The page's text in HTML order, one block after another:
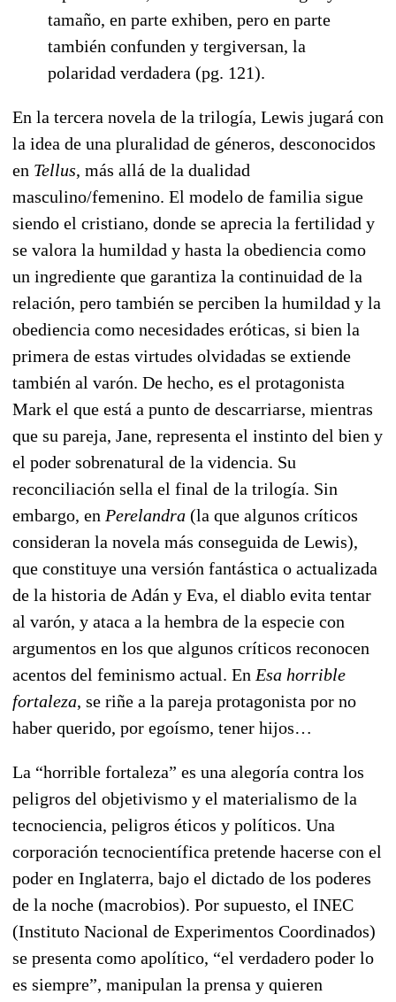
tamaño, en parte exhiben, pero en parte
también confunden y tergiversan, la
polaridad verdadera (pg. 121).
En la tercera novela de la trilogía, Lewis jugará con
la idea de una pluralidad de géneros, desconocidos
en Tellus, más allá de la dualidad
masculino/femenino. El modelo de familia sigue
siendo el cristiano, donde se aprecia la fertilidad y
se valora la humildad y hasta la obediencia como
un ingrediente que garantiza la continuidad de la
relación, pero también se perciben la humildad y la
obediencia como necesidades eróticas, si bien la
primera de estas virtudes olvidadas se extiende
también al varón. De hecho, es el protagonista
Mark el que está a punto de descarriarse, mientras
que su pareja, Jane, representa el instinto del bien y
el poder sobrenatural de la videncia. Su
reconciliación sella el final de la trilogía. Sin
embargo, en Perelandra (la que algunos críticos
consideran la novela más conseguida de Lewis),
que constituye una versión fantástica o actualizada
de la historia de Adán y Eva, el diablo evita tentar
al varón, y ataca a la hembra de la especie con
argumentos en los que algunos críticos reconocen
acentos del feminismo actual. En Esa horrible
fortaleza, se riñe a la pareja protagonista por no
haber querido, por egoísmo, tener hijos…
La “horrible fortaleza” es una alegoría contra los
peligros del objetivismo y el materialismo de la
tecnociencia, peligros éticos y políticos. Una
corporación tecnocientífica pretende hacerse con el
poder en Inglaterra, bajo el dictado de los poderes
de la noche (macrobios). Por supuesto, el INEC
(Instituto Nacional de Experimentos Coordinados)
se presenta como apolítico, “el verdadero poder lo
es siempre”, manipulan la prensa y quieren